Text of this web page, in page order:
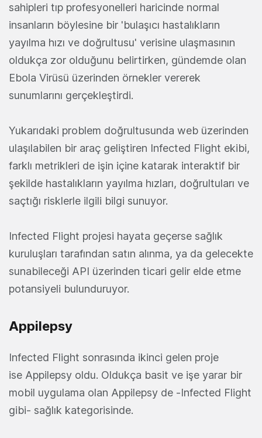
sahipleri tıp profesyonelleri haricinde normal
insanların böylesine bir 'bulaşıcı hastalıkların
yayılma hızı ve doğrultusu' verisine ulaşmasının
oldukça zor olduğunu belirtirken, gündemde olan
Ebola Virüsü üzerinden örnekler vererek
sunumlarını gerçekleştirdi.
Yukarıdaki problem doğrultusunda web üzerinden
ulaşılabilen bir araç geliştiren Infected Flight ekibi,
farklı metrikleri de işin içine katarak interaktif bir
şekilde hastalıkların yayılma hızları, doğrultuları ve
saçtığı risklerle ilgili bilgi sunuyor.
Infected Flight projesi hayata geçerse sağlık
kuruluşları tarafından satın alınma, ya da gelecekte
sunabileceği API üzerinden ticari gelir elde etme
potansiyeli bulunduruyor.
Appilepsy
Infected Flight sonrasında ikinci gelen proje
ise Appilepsy oldu. Oldukça basit ve işe yarar bir
mobil uygulama olan Appilepsy de -Infected Flight
gibi- sağlık kategorisinde.